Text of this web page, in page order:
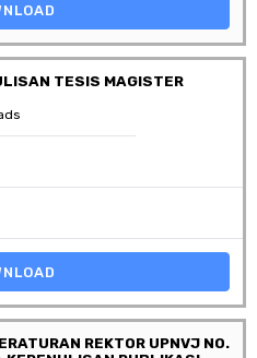
TESIS MAGISTER
REKTOR UPNVJ NO.